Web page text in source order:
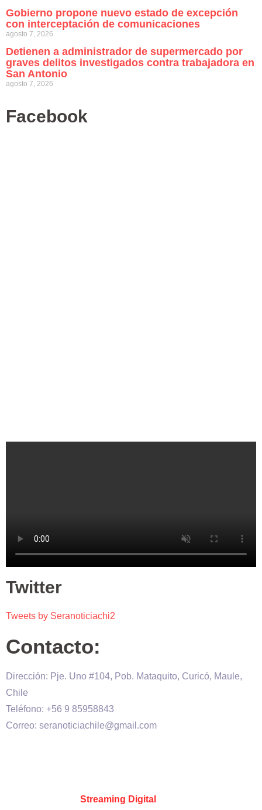
Gobierno propone nuevo estado de excepción
con interceptación de comunicaciones
agosto 7, 2026
Detienen a administrador de supermercado por
graves delitos investigados contra trabajadora en
San Antonio
agosto 7, 2026
Facebook
Twitter
Tweets by Seranoticiachi2
Contacto:
Dirección: Pje. Uno #104, Pob. Mataquito, Curicó, Maule,
Chile
Teléfono: +56 9 85958843
Correo: seranoticiachile@gmail.com
Streaming Digital